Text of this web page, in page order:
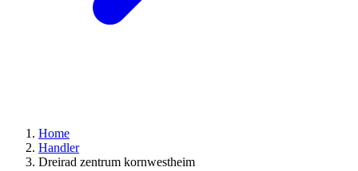
Home
Handler
Dreirad zentrum kornwestheim